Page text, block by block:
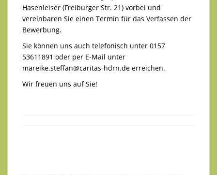
Hasenleiser (Freiburger Str. 21) vorbei und
vereinbaren Sie einen Termin für das Verfassen der
Bewerbung.
Sie können uns auch telefonisch unter 0157
53611891 oder per E-Mail unter
mareike.steffan@caritas-hdrn.de erreichen.
Wir freuen uns auf Sie!